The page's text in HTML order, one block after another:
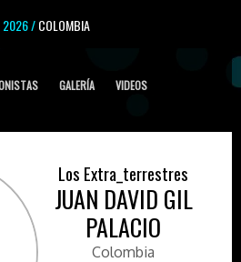
2026 /COLOMBIA
GALERÍA VIDEOS
Los Extra_terrestres
JUAN DAVID GIL
PALACIO
Colombia